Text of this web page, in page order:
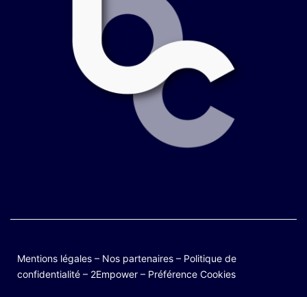
Mentions légales – Nos partenaires – Politique de
confidentialité – 2Empower – Préférence Cookies